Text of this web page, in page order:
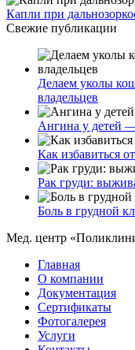
Капли при
Свежие публикации
Делаем уколы
владельцев
Ангина у детей
Как избавиться
Рак груди:
Боль в грудной
Мед. центр
Главная
О компании
Документация
Сертификаты
Фотогалерея
Услуги